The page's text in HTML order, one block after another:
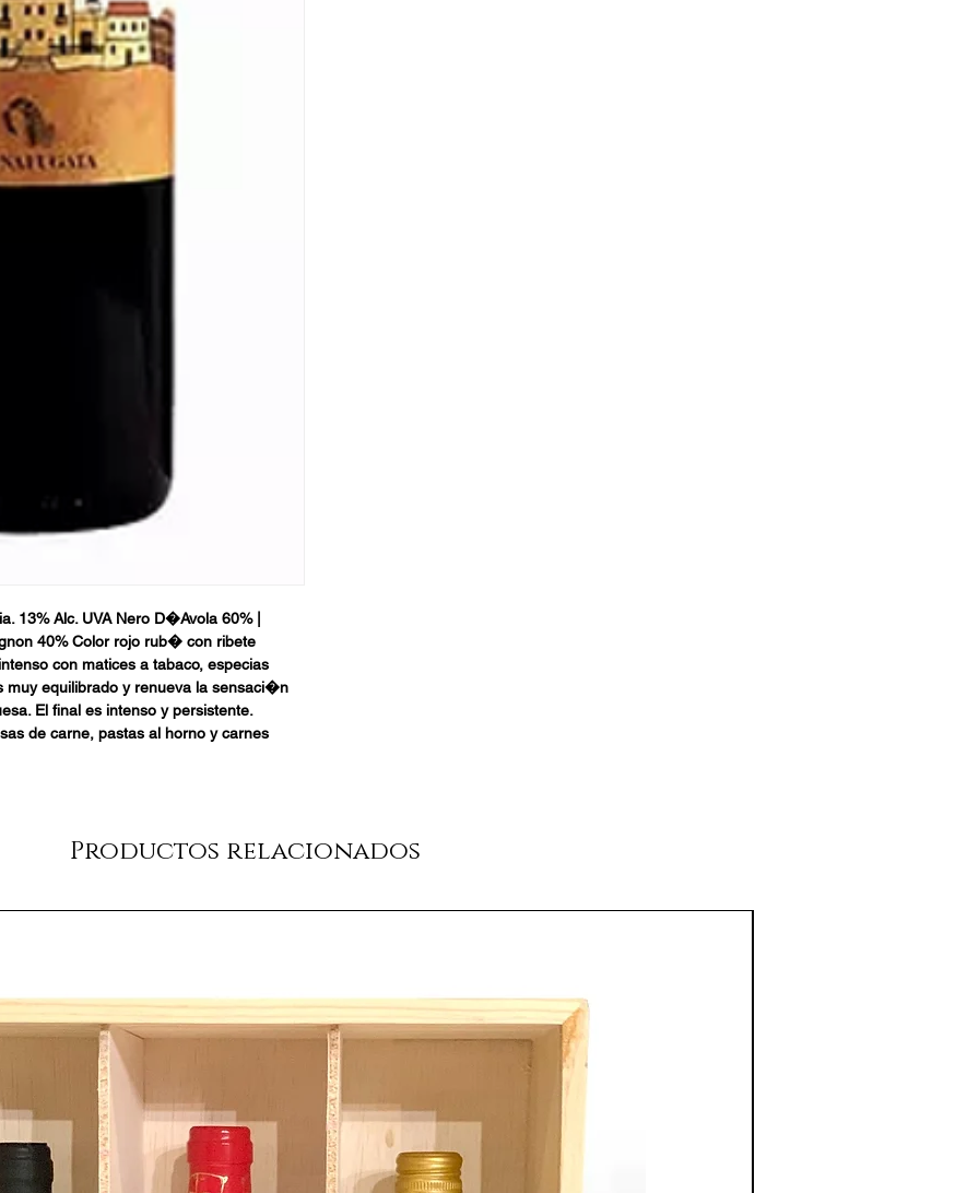
13% Alc. UVA Nero D�Avola 60% |
40% Color rojo rub� con ribete
con matices a tabaco, especias
muy equilibrado y renueva la sensaci�n
El final es intenso y persistente.
de carne, pastas al horno y carnes
Productos relacionados